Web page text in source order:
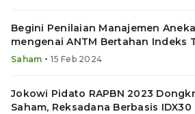
Begini Penilaian Manajemen
mengenai ANTM Bertahan Indeks
Saham • 15 Feb 2024
Jokowi Pidato RAPBN 2023
Saham, Reksadana Berbasis